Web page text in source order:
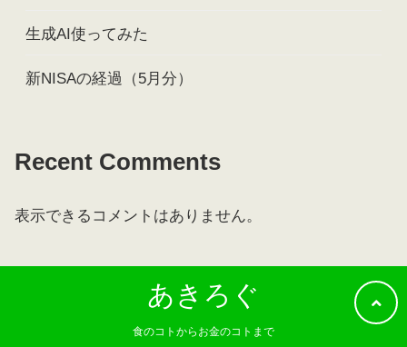
生成AI使ってみた
新NISAの経過（5月分）
Recent Comments
表示できるコメントはありません。
あきろぐ
食のコトからお金のコトまで